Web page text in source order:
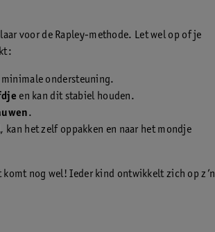
voor de Rapley-methode. Let wel op of je
minimale ondersteuning.
en kan dit stabiel houden.
.
, kan het zelf oppakken en naar het mondje
nog wel! Ieder kind ontwikkelt zich op z’n